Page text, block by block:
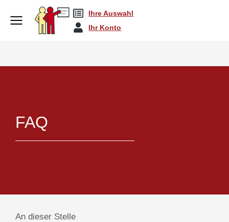
Ihre Auswahl
Ihr Konto
FAQ
An dieser Stelle